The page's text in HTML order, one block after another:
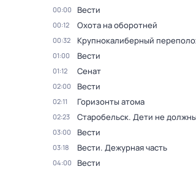
00:00 Вести
00:12 Охота на оборотней
00:32 Крупнокалиберный
01:00 Вести
01:12 Сенат
02:00 Вести
02:11 Горизонты атома
02:23 Старобельск. Дети не
03:00 Вести
03:18 Вести. Дежурная часть
04:00 Вести